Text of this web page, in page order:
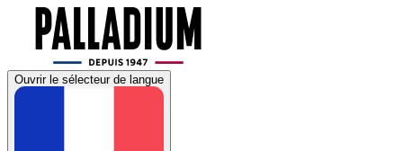
Ouvrir le sélecteur de langue